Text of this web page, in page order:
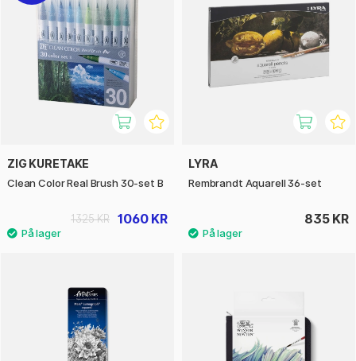
ZIG KURETAKE
Clean Color Real Brush 30-set B
1060 KR
1325 KR
LYRA
Rembrandt Aquarell 36-set
835 KR